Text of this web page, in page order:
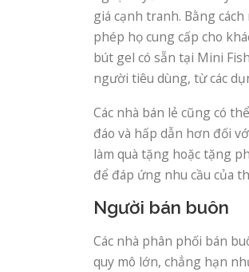
giá cạnh tranh. Bằng
phép họ cung cấp cho
bút gel có sẵn tại Mini
người tiêu dùng, từ các
Các nhà bán lẻ cũng có
đáo và hấp dẫn hơn đối
làm quà tặng hoặc tặng
để đáp ứng nhu cầu của
Người bán buôn
Các nhà phân phối bán
quy mô lớn, chẳng hạn